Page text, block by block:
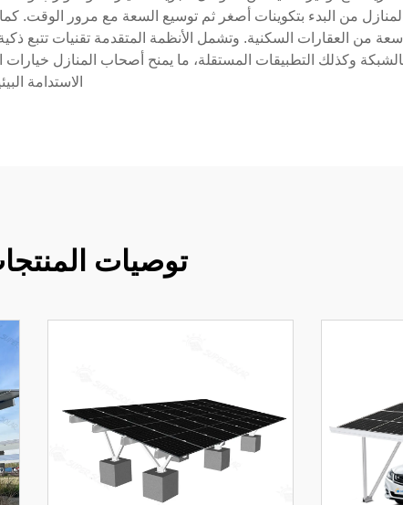
من البدء بتكوينات أصغر ثم توسيع السعة مع مرور الوقت.
من العقارات السكنية. وتشمل الأنظمة المتقدمة تقنيات تتبع
وكذلك التطبيقات المستقلة، ما يمنح أصحاب المنازل
الاستدامة
توصيات